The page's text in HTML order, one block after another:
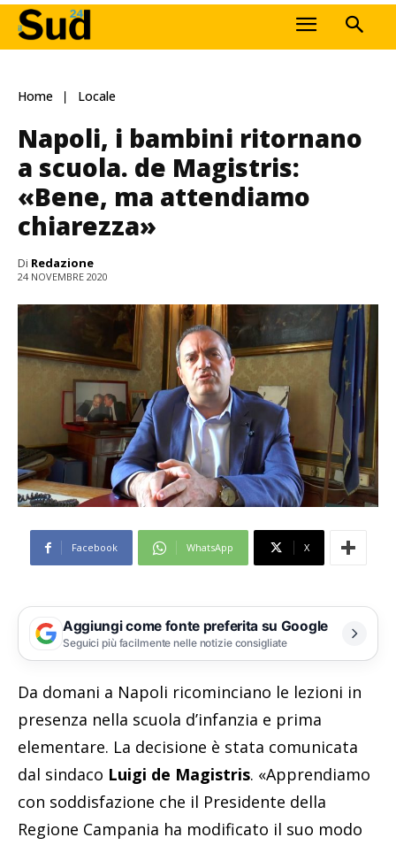
Home Locale
Napoli, i bambini ritornano
a scuola. de Magistris:
«Bene, ma attendiamo
chiarezza»
Di Redazione
24 NOVEMBRE 2020
Facebook WhatsApp X
Aggiungi come fonte preferita su Google
Seguici più facilmente nelle notizie consigliate
Da domani a Napoli ricominciano le lezioni in
presenza nella scuola d’infanzia e prima
elementare. La decisione è stata comunicata
dal sindaco Luigi de Magistris. «Apprendiamo
con soddisfazione che il Presidente della
Regione Campania ha modificato il suo modo